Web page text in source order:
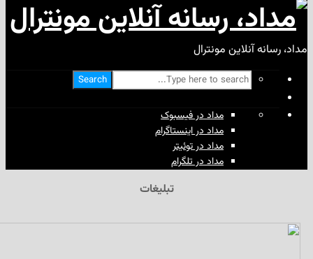
مونترال
Search
مداد در فیسبوک
مداد در اینستاگرام
مداد در توئیتر
مداد در تلگرام